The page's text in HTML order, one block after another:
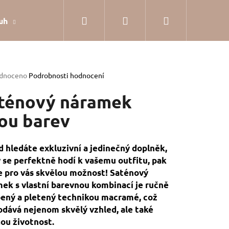
Dárkové balení Hodnocení obchodu
Přihlášení
Podrobnosti hodnocení
náramek
barev
hledáte exkluzivní a jedinečný doplněk,
perfektně hodí k vašemu outfitu, pak
pro vás skvělou možnost! Saténový
s vlastní barevnou kombinací je ručně
a pletený technikou macramé, což
nejenom skvělý vzhled, ale také
životnost.